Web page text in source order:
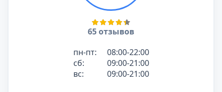
65 отзывов
пн-пт:
08:00-22:00
сб:
09:00-21:00
вс:
09:00-21:00